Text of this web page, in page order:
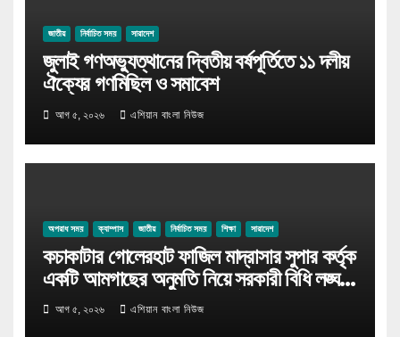
জাতীয় নির্বাচিত সময় সারাদেশ
জুলাই গণঅভ্যুত্থানের দ্বিতীয় বর্ষপূর্তিতে ১১ দলীয়
ঐক্যের গণমিছিল ও সমাবেশ
আগ ৫, ২০২৬ এশিয়ান বাংলা নিউজ
অপরাধ সময় ক্যাম্পাস জাতীয় নির্বাচিত সময় শিক্ষা সারাদেশ
কচাকাটার গোলেরহাট ফাজিল মাদ্রাসার সুপার কর্তৃক
একটি আমগাছের অনুমতি নিয়ে সরকারী বিধি লঙ্ঘন
করে ৪ টি ইউক্লিপ্টাস গাছ কর্তন,তদন্তে
বনবিভাগ।
আগ ৫, ২০২৬ এশিয়ান বাংলা নিউজ